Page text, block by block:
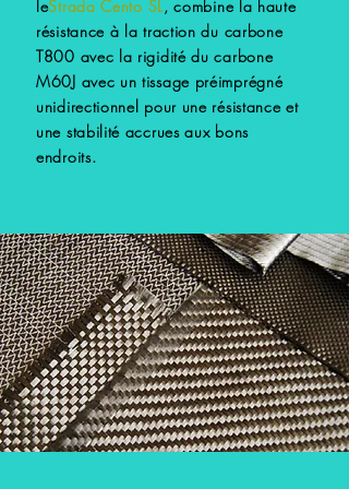
leStrada Cento SL, combine la haute
résistance à la traction du carbone
T800 avec la rigidité du carbone
M60J avec un tissage préimprégné
unidirectionnel pour une résistance et
une stabilité accrues aux bons
endroits.